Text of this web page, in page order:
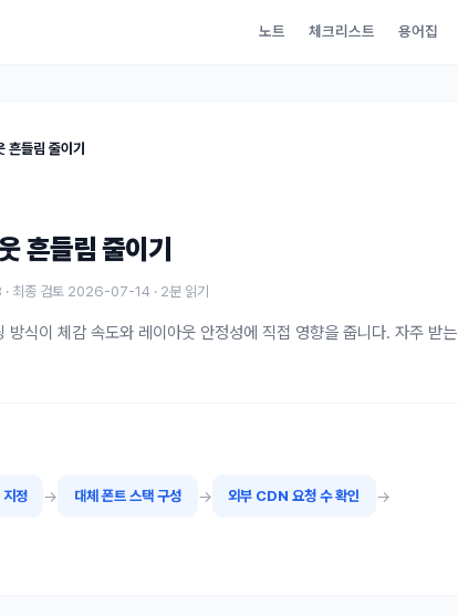
노트 체크리스트 용어집
흔들림 줄이기
흔들림 줄이기
· 최종 검토 2026-07-14 · 2분 읽기
방식이 체감 속도와 레이아웃 안정성에 직접 영향을 줍니다. 자주 받는
정 → 대체 폰트 스택 구성 → 외부 CDN 요청 수 확인 →